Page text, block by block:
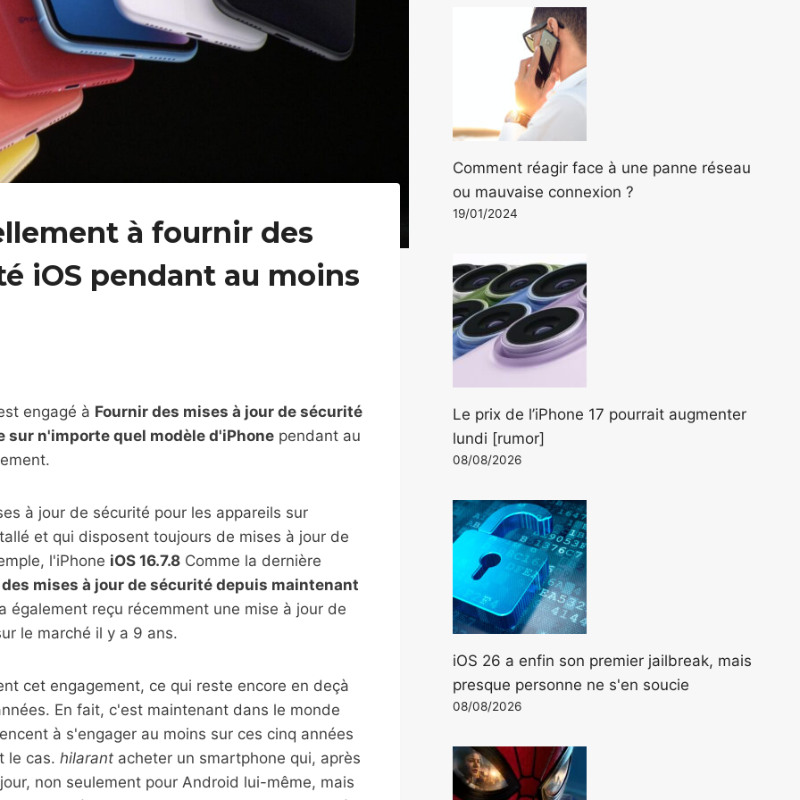
à fournir des
iOS pendant au moins
engagé à Fournir des mises à jour de sécurité
n'importe quel modèle d'iPhone pendant au
à jour de sécurité pour les appareils sur
et qui disposent toujours de mises à jour de
l'iPhone iOS 16.7.8 Comme la dernière
mises à jour de sécurité depuis maintenant
également reçu récemment une mise à jour de
le marché il y a 9 ans.
cet engagement, ce qui reste encore en deçà
En fait, c'est maintenant dans le monde
à s'engager au moins sur ces cinq années
le cas. hilarant acheter un smartphone qui, après
non seulement pour Android lui-même, mais
Comment réagir face à une panne réseau
ou mauvaise connexion ?
19/01/2024
Le prix de l’iPhone 17 pourrait augmenter
lundi [rumor]
08/08/2026
iOS 26 a enfin son premier jailbreak, mais
presque personne ne s'en soucie
08/08/2026